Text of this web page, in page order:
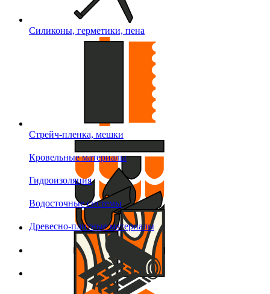
Силиконы, герметики, пена
Стрейч-пленка, мешки
Кровельные материалы
Гидроизоляция
Водосточные системы
Древесно-плитные материалы